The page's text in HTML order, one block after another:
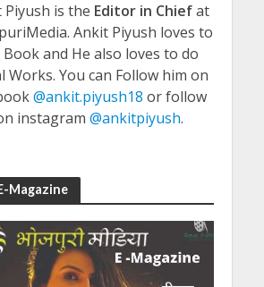
Piyush is the Editor in Chiefat
Ankit Piyush loves to
Book and He also loves to do
Works. You can Follow him on
@ankit.piyush18 or follow
instagram @ankitpiyush.
Magazine